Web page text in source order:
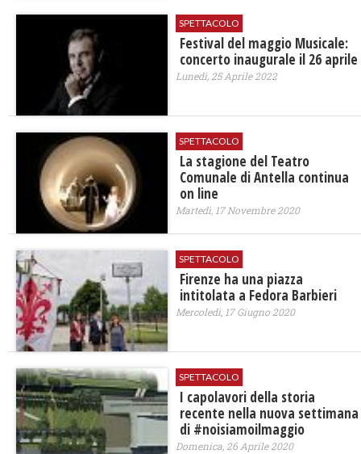
SPETTACOLO
Festival del maggio Musicale:
concerto inaugurale il 26 aprile
Lunedì, 25 Aprile 2022
SPETTACOLO
La stagione del Teatro
Comunale di Antella continua
on line
Martedì, 17 Novembre 2020
SPETTACOLO
Firenze ha una piazza
intitolata a Fedora Barbieri
Mercoledì, 17 Giugno 2020
SPETTACOLO
I capolavori della storia
recente nella nuova settimana
di #noisiamoilmaggio
Domenica, 26 Aprile 2020